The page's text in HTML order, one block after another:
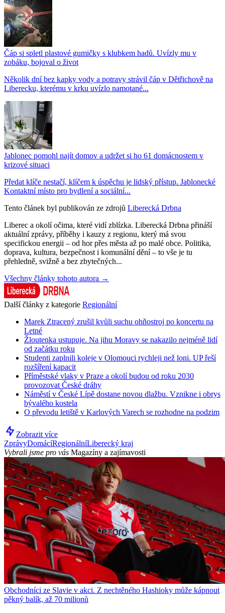
Čáp si spletl plastové gumičky s klubkem hadů. Uvízly mu v
zobáku, bojoval o život
Několik dní bez kapky vody a potravy strávil čáp v Dětřichově na
Liberecku, kterému v krku uvízlo namotané...
Jablonec pomohl najít domov a udržet si ho 61 domácnostem v
krizové situaci
Předat klíče nestačí, klíčem k úspěchu je lidský přístup. Jablonecké
Kontaktní místo pro bydlení a sociální...
Tento článek byl publikován ze zdrojů Liberecká Drbna
Liberec a okolí očima, které vidí zblízka. Liberecká Drbna přináší
aktuální zprávy, příběhy i kauzy z regionu, který má svou
specifickou energii – od hor přes města až po malé obce. Politika,
doprava, kultura, bezpečnost i komunální dění – to vše je tu
přehledně, svižně a bez zbytečných...
Všechny články tohoto autora →
Další články z kategorie Regionální
Marek Ztracený zrušil kvůli suchu ohňostroj po koncertu na
Letné
Žloutenka ustupuje. Na jihu Moravy se nakazilo nejméně lidí
od začátku roku
Studenti zaplnili koleje v Olomouci rychleji než loni. UP řeší
rozšíření kapacit
Příměstské vlaky v Praze a okolí budou od roku 2030
provozovat České dráhy
Náměstí v České Lípě dostane novou dlažbu. Vznikne i obrys
bývalého kostela
O převodu letiště v Karlových Varech se rozhodne na podzim
Zobrazit více
ZprávyDomácíRegionálníLiberecký kraj
Vybrali jsme pro vás Magazíny a zajímavosti
Obchodníci ze Slavie v akci. Z nechtěného Hashioky může kápnout
pěkný balík, až 70 milionů